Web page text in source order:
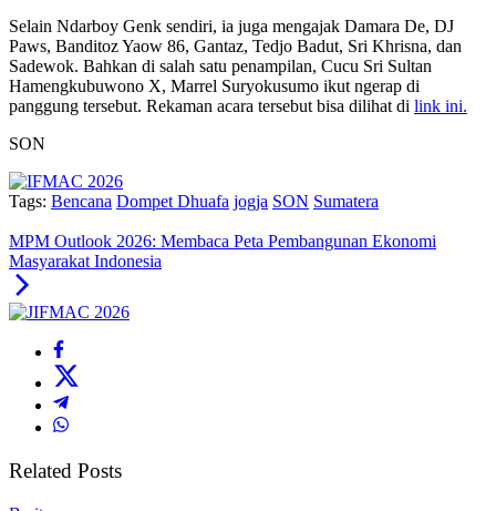
Selain Ndarboy Genk sendiri, ia juga mengajak Damara De, DJ
Paws, Banditoz Yaow 86, Gantaz, Tedjo Badut, Sri Khrisna, dan
Sadewok. Bahkan di salah satu penampilan, Cucu Sri Sultan
Hamengkubuwono X, Marrel Suryokusumo ikut ngerap di
panggung tersebut. Rekaman acara tersebut bisa dilihat di link ini.
SON
Tags: Bencana Dompet Dhuafa jogja SON Sumatera
MPM Outlook 2026: Membaca Peta Pembangunan Ekonomi
Masyarakat Indonesia
Related Posts